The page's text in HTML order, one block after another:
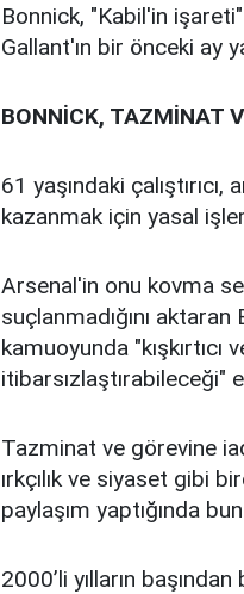
Bonnick, "Kabil'in
Gallant'ın bir önceki ay
BONNİCK, TAZMİNAT
61 yaşındaki
kazanmak için yasal
Arsenal'in onu kovma
suçlanmadığını
kamuoyunda
itibarsızlaştırabileceği"
Tazminat ve görevine
ırkçılık ve siyaset gibi
paylaşım yaptığında
2000’li yılların